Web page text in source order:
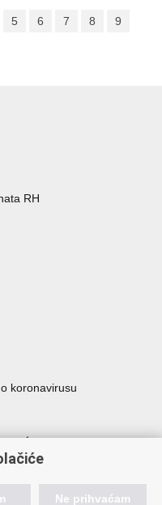
5 6 7 8
9
RH
koronavirusu
Ne prihvaćam